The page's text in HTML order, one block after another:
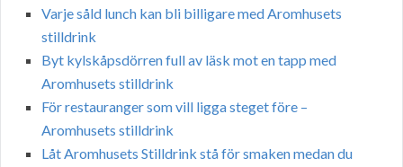
Varje såld lunch kan bli billigare med Aromhusets
stilldrink
Byt kylskåpsdörren full av läsk mot en tapp med
Aromhusets stilldrink
För restauranger som vill ligga steget före –
Aromhusets stilldrink
Låt Aromhusets Stilldrink stå för smaken medan du